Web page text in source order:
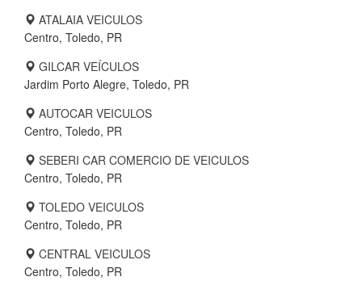
ATALAIA VEICULOS
Centro, Toledo, PR
GILCAR VEÍCULOS
Jardim Porto Alegre, Toledo, PR
AUTOCAR VEICULOS
Centro, Toledo, PR
SEBERI CAR COMERCIO DE VEICULOS
Centro, Toledo, PR
TOLEDO VEICULOS
Centro, Toledo, PR
CENTRAL VEICULOS
Centro, Toledo, PR